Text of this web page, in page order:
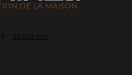
DE LA MAISON